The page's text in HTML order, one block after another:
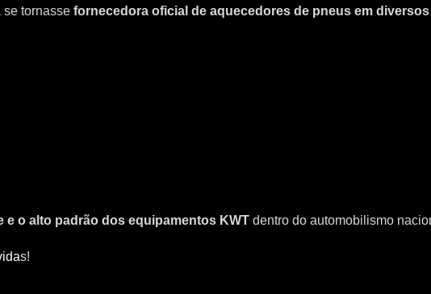
se tornasse fornecedora oficial de aquecedores de pneus em diversos
e o alto padrão dos equipamentos KWT dentro do automobilismo
s!